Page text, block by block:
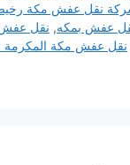
نقل عفش مكة
عفش بمكه, نقل عفش
نقل عفش مكة المكرمة